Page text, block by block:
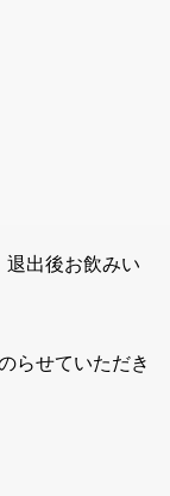
出後お飲みい
らせていただき